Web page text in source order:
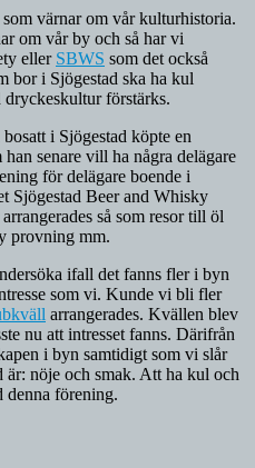
värnar om vår kulturhistoria.
om vår by och så har vi
eller SBWS som det också
bor i Sjögestad ska ha kul
dryckeskultur förstärks.
i Sjögestad köpte en
senare vill ha några delägare
för delägare boende i
Sjögestad Beer and Whisky
så som resor till öl
provning mm.
ifall det fanns fler i byn
som vi. Kunde vi bli fler
arrangerades. Kvällen blev
nu att intresset fanns. Därifrån
i byn samtidigt som vi slår
nöje och smak. Att ha kul och
denna förening.